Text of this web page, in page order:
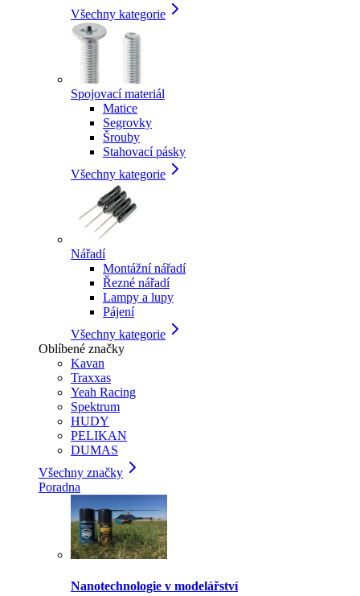
Všechny kategorie
Spojovací materiál
Matice
Segrovky
Šrouby
Stahovací pásky
Všechny kategorie
Nářadí
Montážní nářadí
Řezné nářadí
Lampy a lupy
Pájení
Všechny kategorie
Oblíbené značky
Kavan
Traxxas
Yeah Racing
Spektrum
HUDY
PELIKAN
DUMAS
Všechny značky
Poradna
Nanotechnologie v modelářství